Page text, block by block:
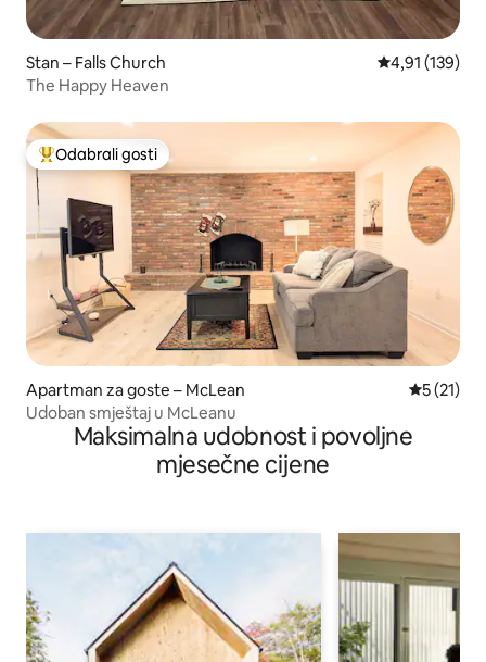
Stan – Falls Church Prosječna
4,91 (139)
The Happy Heaven
Među najviše rangiranima s oznakom „Odabrali gosti”
Odabrali gosti
Apartman za goste – McLean Prosječna
5 (21)
Udoban smještaj u McLeanu
Maksimalna udobnost i povoljne
mjesečne cijene